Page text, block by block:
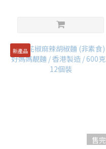
新產品
售完